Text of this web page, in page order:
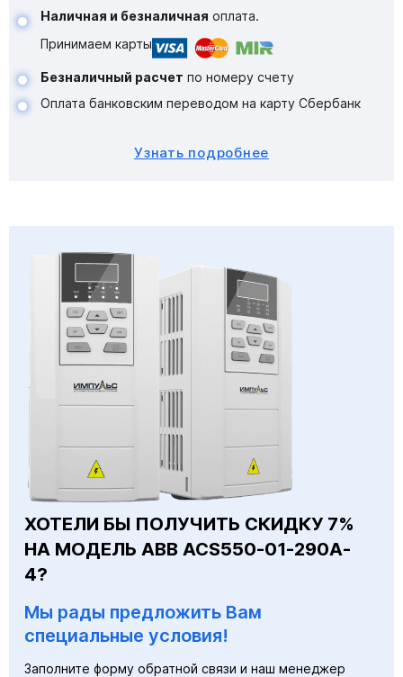
Наличная и безналичная оплата.
Принимаем карты
Безналичный расчет по номеру счету
Оплата банковским переводом на карту Сбербанк
Узнать подробнее
ХОТЕЛИ БЫ ПОЛУЧИТЬ СКИДКУ 7%
НА МОДЕЛЬ ABB ACS550-01-290A-
4?
Мы рады предложить Вам
специальные условия!
Заполните форму обратной связи и наш менеджер